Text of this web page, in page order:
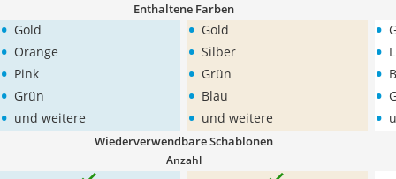
Enthaltene Farben
• Gold
• Orange
• Pink
• Grün
• und weitere
• Gold
• Silber
• Grün
• Blau
• und weitere
•
•
•
•
•
Wiederverwendbare Schablonen
Anzahl